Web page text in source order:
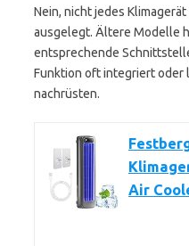
Nein, nicht jedes
ausgelegt. Ältere Modelle
entsprechende
Funktion oft integriert oder
nachrüsten.
Air